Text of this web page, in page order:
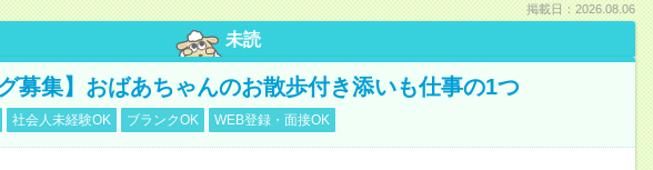
掲載日：2026.08.06
未読
募集】おばあちゃんのお散歩付き添いも仕事の1つ
社会人未経験OK ブランクOK WEB登録・面接OK